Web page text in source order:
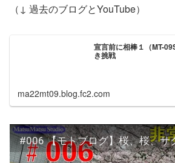
（↓ 過去のブログとYouTube）
宣言前に相棒１（MT-
き挑戦
ma22mt09.blog.fc2.com